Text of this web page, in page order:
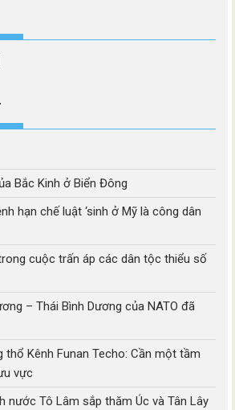
Bắc Kinh ở Biển Đông
hạn chế luật ‘sinh ở Mỹ là công dân
cuộc trấn áp các dân tộc thiểu số
– Thái Bình Dương của NATO đã
thổ Kênh Funan Techo: Cần một tầm
vực
nước Tô Lâm sắp thăm Úc và Tân Lây